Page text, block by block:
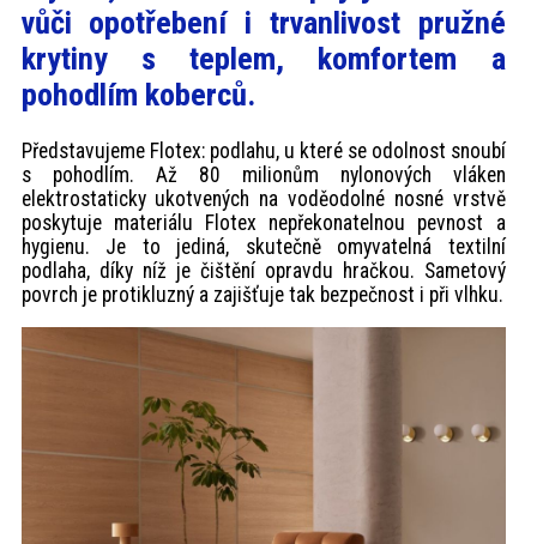
Kontakt
vůči opotřebení i trvanlivost pružné
krytiny s teplem, komfortem a
pohodlím koberců.
Představujeme Flotex: podlahu, u které se odolnost snoubí
s pohodlím. Až 80 milionům nylonových vláken
elektrostaticky ukotvených na voděodolné nosné vrstvě
poskytuje materiálu Flotex nepřekonatelnou pevnost a
hygienu. Je to jediná, skutečně omyvatelná textilní
podlaha, díky níž je čištění opravdu hračkou. Sametový
povrch je protikluzný a zajišťuje tak bezpečnost i při vlhku.